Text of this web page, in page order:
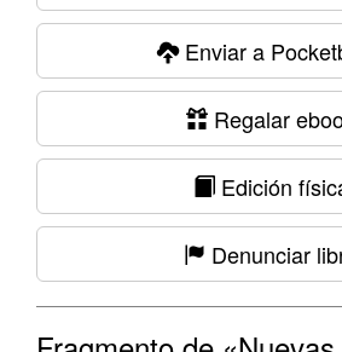
Enviar a
Regalar
Edición
Denunciar